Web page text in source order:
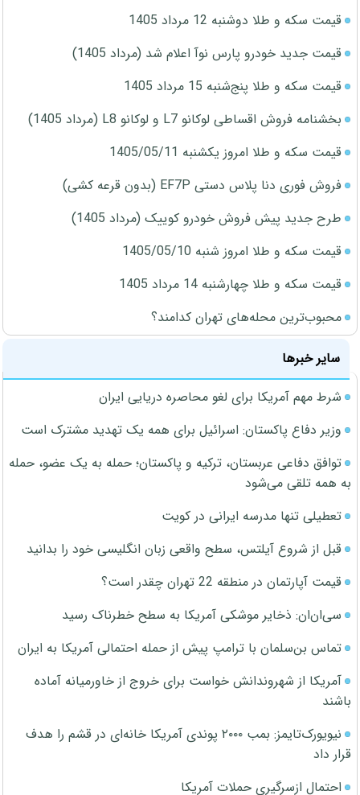
قیمت سکه و طلا دوشنبه 12 مرداد 1405
قیمت جدید خودرو پارس نوآ اعلام شد (مرداد 1405)
قیمت سکه و طلا پنج‌شنبه 15 مرداد 1405
بخشنامه فروش اقساطی لوکانو L7 و لوکانو L8 (مرداد 1405)
قیمت سکه و طلا امروز یکشنبه 1405/05/11
فروش فوری دنا پلاس دستی EF7P (بدون قرعه کشی)
طرح جدید پیش فروش خودرو کوییک (مرداد 1405)
قیمت سکه و طلا امروز شنبه 1405/05/10
قیمت سکه و طلا چهارشنبه 14 مرداد 1405
محبوب‌ترین محله‌های تهران کدامند؟
سایر خبرها
شرط مهم آمریکا برای لغو محاصره دریایی ایران
وزیر دفاع پاکستان: اسرائیل برای همه یک تهدید مشترک است
توافق دفاعی عربستان، ترکیه و پاکستان؛ حمله به یک عضو، حمله
به همه تلقی می‌شود
تعطیلی تنها مدرسه ایرانی در کویت
قبل از شروع آیلتس، سطح واقعی زبان انگلیسی خود را بدانید
قیمت آپارتمان در منطقه 22 تهران چقدر است؟
سی‌ان‌ان: ذخایر موشکی آمریکا به سطح خطرناک رسید
تماس بن‌سلمان با ترامپ پیش از حمله احتمالی آمریکا به ایران
آمریکا از شهروندانش خواست برای خروج از خاورمیانه آماده
باشند
نیویورک‌تایمز: بمب ۲۰۰۰ پوندی آمریکا خانه‌ای در قشم را هدف
قرار داد
احتمال ازسرگیری حملات آمریکا